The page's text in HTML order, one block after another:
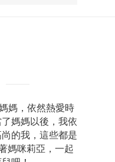
媽，依然熱愛時
媽媽以後，我依
的我，這些都是
媽咪莉亞，一起